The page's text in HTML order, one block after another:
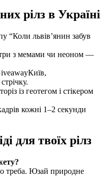
рілз в Україні
“Коли львів’янин забув
з мемами чи неоном —
із геотегом і стікером
кожні 1–2 секунди
для твоїх рілз
треба. Юзай природне